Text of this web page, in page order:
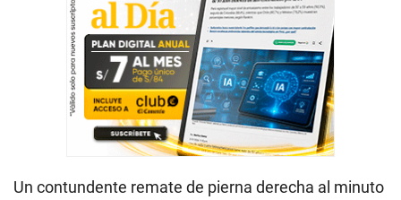
Un contundente remate de pierna derecha al minuto